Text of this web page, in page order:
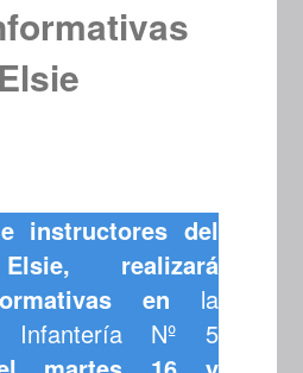
instructores del
realizará
en la
Infantería Nº 5